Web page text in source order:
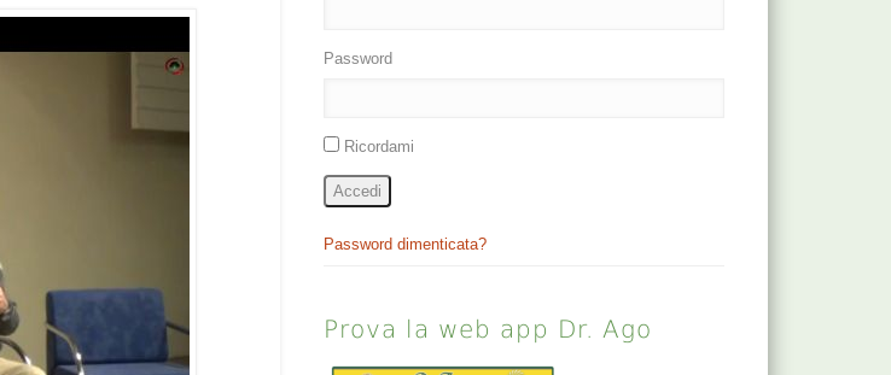
Password
Ricordami
Accedi
Password dimenticata?
Prova la web app Dr. Ago